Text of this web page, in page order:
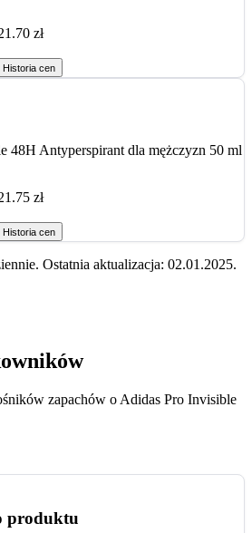
zł
Historia cen
48H Antyperspirant dla mężczyzn 50 ml
zł
Historia cen
Ostatnia aktualizacja: 02.01.2025.
zapachów o Adidas Pro Invisible
produktu